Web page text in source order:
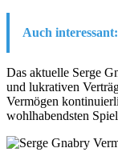
Auch interessant:
Das aktuelle Serge
und lukrativen
Vermögen
wohlhabendsten